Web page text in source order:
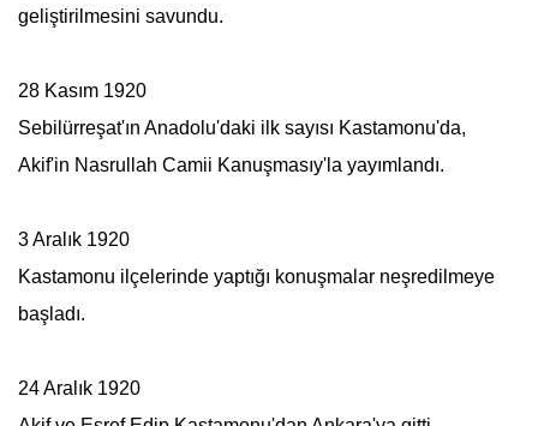
geliştirilmesini savundu.
28 Kasım 1920
Sebilürreşat'ın Anadolu'daki ilk sayısı Kastamonu'da,
Akif'in Nasrullah Camii Kanuşmasıy'la yayımlandı.
3 Aralık 1920
Kastamonu ilçelerinde yaptığı konuşmalar neşredilmeye
başladı.
24 Aralık 1920